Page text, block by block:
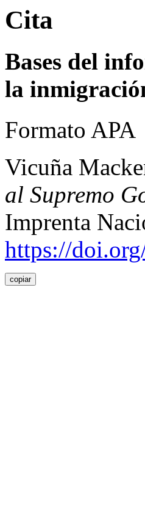
Cita
Bases del
la
Formato APA
Vicuña
al Supremo
Imprenta
https://
copiar